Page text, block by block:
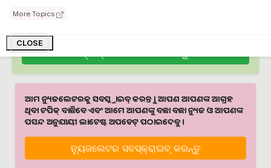
More Topics
CLOSE
ଆମେ ହ୍ବାଟ୍ସଆପ୍‌ରେ ଅଛୁ ! ଆମ ହ୍ବାଟ୍ସଆପ ଗ୍ରୁପରେ ଯୋଗଦିଅନ୍ତୁ ଏବଂ
ଆମ ନ୍ୟୁଜଲେଟରକୁ ସବସ୍କ୍ରାଇବ୍ କରନ୍ତୁ । ଆପଣ ଆପଣଙ୍କ ଆଗ୍ରହ
ଥିବା ଟପିକ୍‌ ବାଛିବେ ଏବଂ ଆମେ ଆପଣଙ୍କୁ ବଛା ବଛା ନ୍ୟୁଜ ଓ ଆପଣଙ୍କ
ପସନ୍ଦ ଅନୁଯାୟୀ ଲାଟେଷ୍ଟ ଅପଡେଟ୍‌ ପଠାଇଦେବୁ ।
ନ୍ୟୁଜଲେଟର ସବସ୍କ୍ରାଇବ୍‌ କରନ୍ତୁ